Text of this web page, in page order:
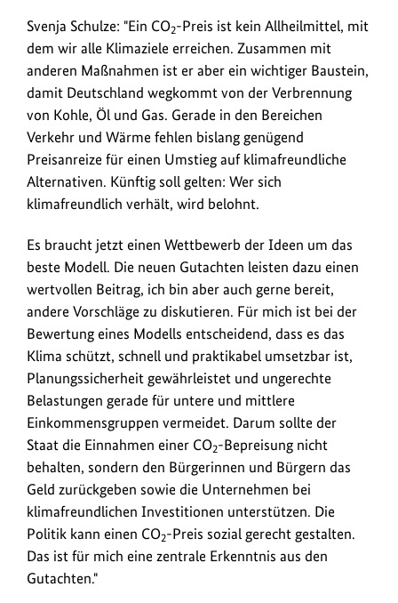
er
sozial
verträglich
wirkt
und
kleine
und
mittlere
Einkommen
ungerecht
belastet.
Svenja Schulze: "Ein CO2-Preis ist kein Allheilmittel, mit
dem wir alle Klimaziele erreichen. Zusammen mit
anderen Maßnahmen ist er aber ein wichtiger Baustein,
damit Deutschland wegkommt von der Verbrennung
von Kohle, Öl und Gas. Gerade in den Bereichen
Verkehr und Wärme fehlen bislang genügend
Preisanreize für einen Umstieg auf klimafreundliche
Alternativen. Künftig soll gelten: Wer sich
klimafreundlich verhält, wird belohnt.
Es braucht jetzt einen Wettbewerb der Ideen um das
beste Modell. Die neuen Gutachten leisten dazu einen
wertvollen Beitrag, ich bin aber auch gerne bereit,
andere Vorschläge zu diskutieren. Für mich ist bei der
Bewertung eines Modells entscheidend, dass es das
Klima schützt, schnell und praktikabel umsetzbar ist,
Planungssicherheit gewährleistet und ungerechte
Belastungen gerade für untere und mittlere
Einkommensgruppen vermeidet. Darum sollte der
Staat die Einnahmen einer CO2-Bepreisung nicht
behalten, sondern den Bürgerinnen und Bürgern das
Geld zurückgeben sowie die Unternehmen bei
klimafreundlichen Investitionen unterstützen. Die
Politik kann einen CO2-Preis sozial gerecht gestalten.
Das ist für mich eine zentrale Erkenntnis aus den
Gutachten."